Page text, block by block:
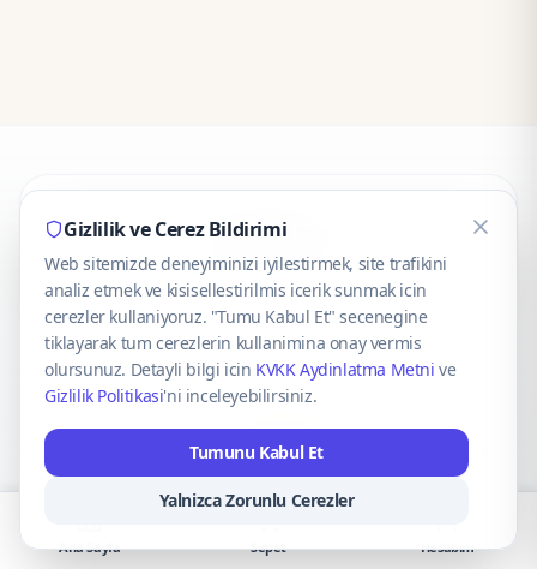
CaseOnn
© 2025 CaseOnn. Tüm hakları saklıdır.
VISA Mastercard
Gizlilik ve Cerez Bildirimi
Web sitemizde deneyiminizi iyilestirmek, site trafikini
analiz etmek ve kisisellestirilmis icerik sunmak icin
cerezler kullaniyoruz. "Tumu Kabul Et" secenegine
tiklayarak tum cerezlerin kullanimina onay vermis
olursunuz. Detayli bilgi icin KVKK Aydinlatma Metni ve
Gizlilik Politikasi'ni inceleyebilirsiniz.
Tumunu Kabul Et
Yalnizca Zorunlu Cerezler
Ana Sayfa Sepet Hesabım